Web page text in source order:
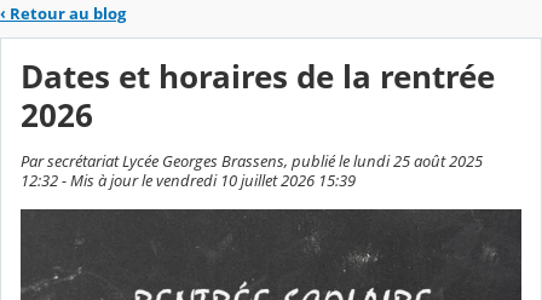
‹ Retour au blog
Dates et horaires de la rentrée
2026
Par secrétariat Lycée Georges Brassens, publié le lundi 25 août 2025
12:32 - Mis à jour le vendredi 10 juillet 2026 15:39